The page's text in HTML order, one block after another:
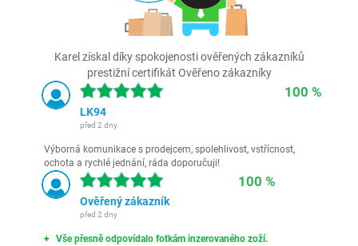
Karel získal díky spokojenosti ověřených zákazníků
prestižní certifikát Ověřeno zákazníky
100 %
LK94
před 2 dny
Výborná komunikace s prodejcem, spolehlivost, vstřícnost,
ochota a rychlé jednání, ráda doporučuji!
100 %
Ověřený zákazník
před 2 dny
Vše přesně odpovídalo fotkám inzerovaného zoží.